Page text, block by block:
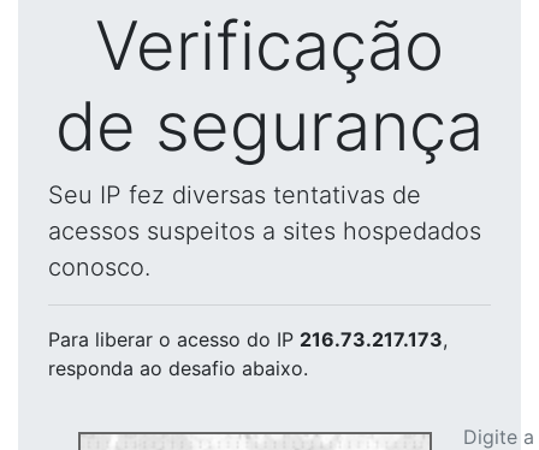
Verificação
de segurança
Seu IP fez diversas tentativas de
acessos suspeitos a sites hospedados
conosco.
Para liberar o acesso do IP 216.73.217.173,
responda ao desafio abaixo.
Digite